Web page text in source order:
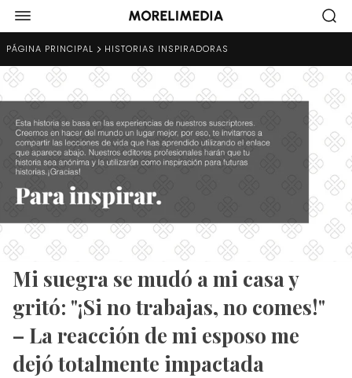
PÁGINA PRINCIPAL HISTORIAS INSPIRADORAS
Mi suegra se mudó a mi casa y
gritó: "¡Si no trabajas, no comes!"
– La reacción de mi esposo me
dejó totalmente impactada